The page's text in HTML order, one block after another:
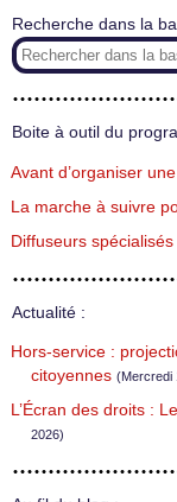
Recherche dans la
Boite à outil du
Avant d’organiser
La marche à suivre
Diffuseurs spécialisés
Actualité :
Hors-service :
citoyennes (Mercredi
L’Écran des droits :
2026)